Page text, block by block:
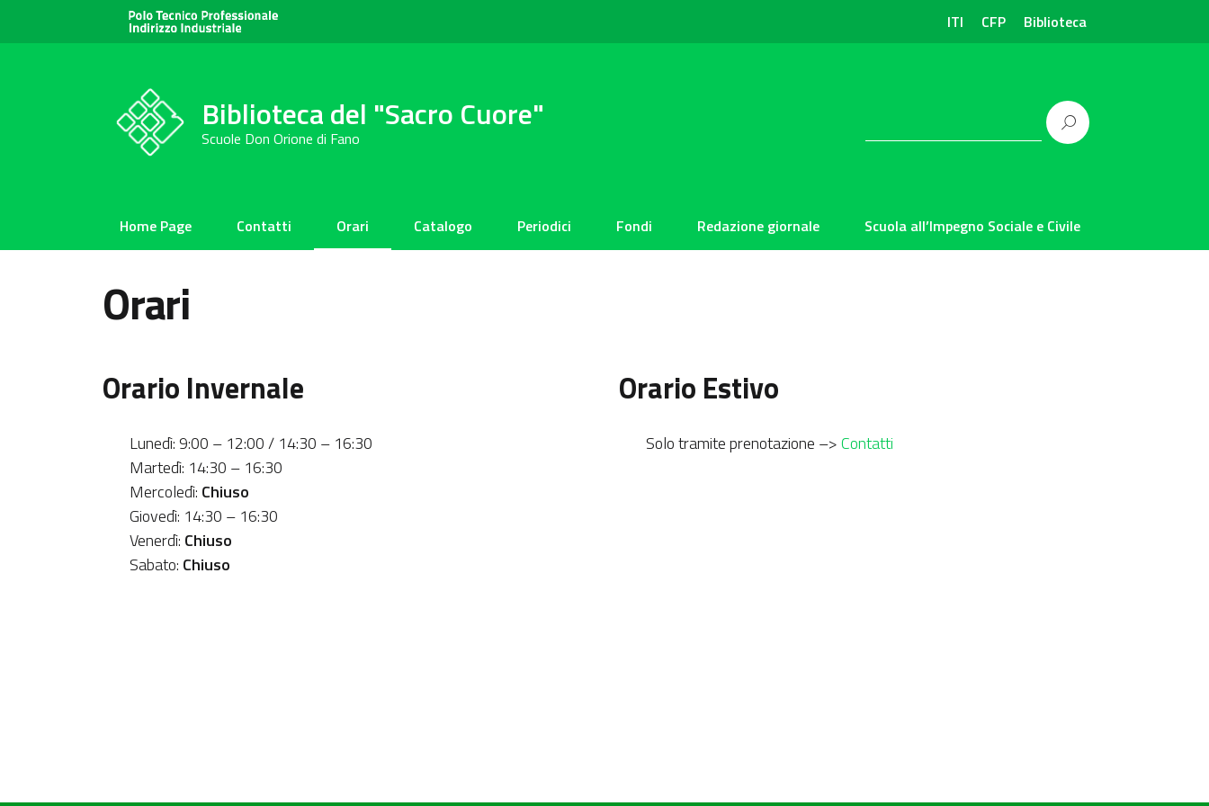
ITI CFP Biblioteca
Biblioteca del "Sacro Cuore"
Scuole Don Orione di Fano
Home Page Contatti Orari Catalogo Periodici Fondi Redazione giornale Scuola all’Impegno Sociale e Civile
Orari
Orario Invernale
Lunedì: 9:00 – 12:00 / 14:30 – 16:30
Martedì: 14:30 – 16:30
Mercoledì: Chiuso
Giovedì: 14:30 – 16:30
Venerdì: Chiuso
Sabato: Chiuso
Orario Estivo
Solo tramite prenotazione –>Contatti